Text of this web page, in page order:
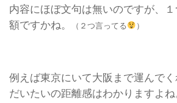
内容にほぼ文句は無いのですが、
額ですかね。
（２つ言ってる ）
例えば東京にいて大阪まで運んでく
だいたいの距離感はわかりますよね